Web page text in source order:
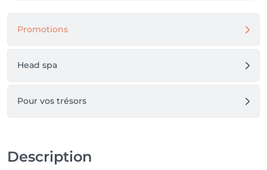
renseignement merci de nous contacter par
page Instagram
mois suivant leur date d'achat.
Promotions
Head spa
Pour vos trésors
Description